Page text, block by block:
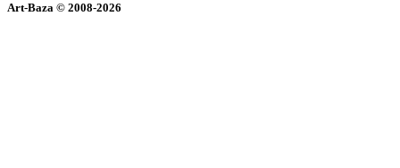
Art-Baza © 2008-2026